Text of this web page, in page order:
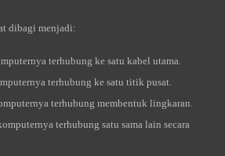
dibagi menjadi:
terhubung ke satu kabel utama.
terhubung ke satu titik pusat.
terhubung membentuk lingkaran.
terhubung satu sama lain secara